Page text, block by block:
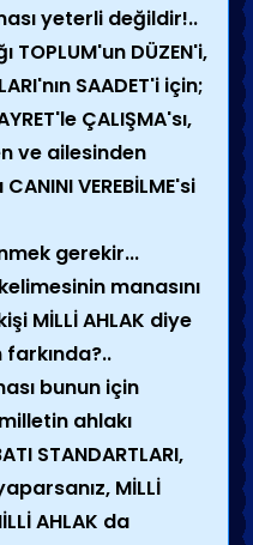
yeterli değildir!..
TOPLUM'un DÜZEN'i,
SAADET'i için;
ÇALIŞMA'sı,
ve ailesinden
VEREBİLME'si
gerekir...
manasını
MİLLİ AHLAK diye
bunun için
ahlakı
STANDARTLARI,
MİLLİ
AHLAK da